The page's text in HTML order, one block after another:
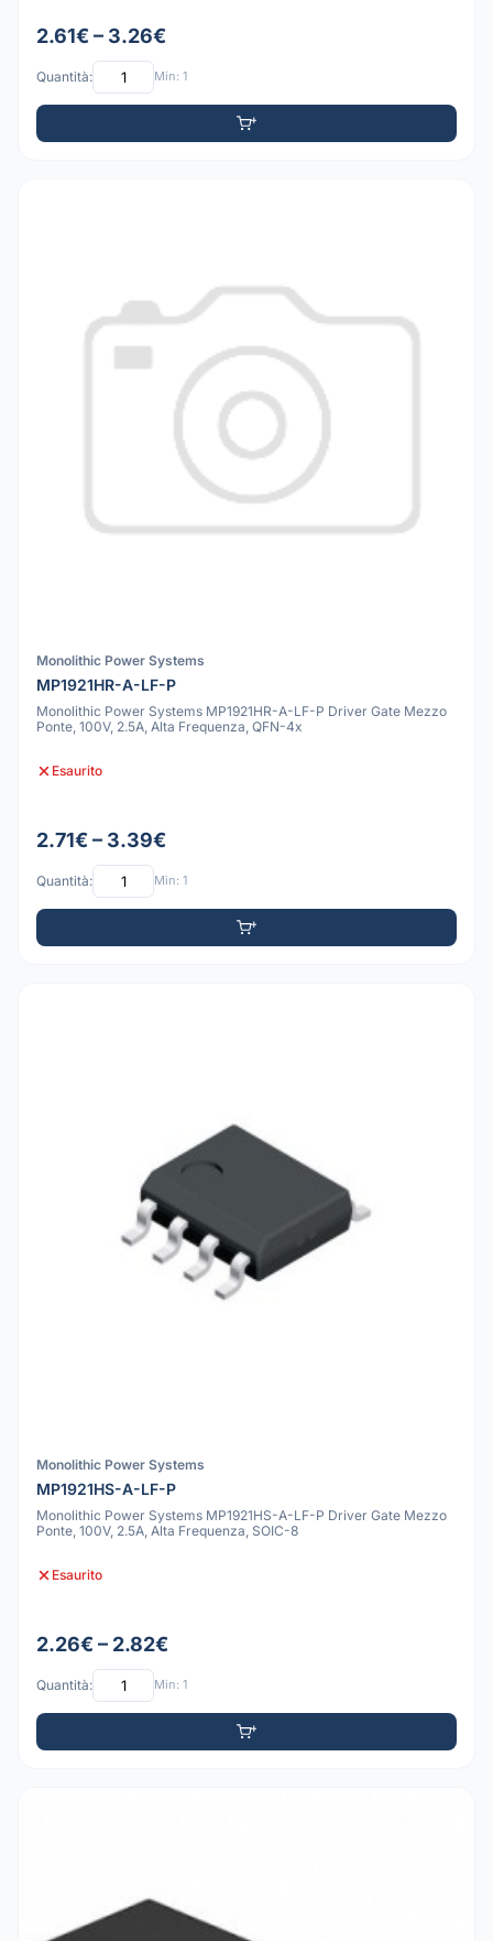
2.61€ – 3.26€
Quantità: Min: 1
Monolithic Power Systems
MP1921HR-A-LF-P
Monolithic Power Systems MP1921HR-A-LF-P Driver Gate Mezzo
Ponte, 100V, 2.5A, Alta Frequenza, QFN-4x
Esaurito
2.71€ – 3.39€
Quantità: Min: 1
Monolithic Power Systems
MP1921HS-A-LF-P
Monolithic Power Systems MP1921HS-A-LF-P Driver Gate Mezzo
Ponte, 100V, 2.5A, Alta Frequenza, SOIC-8
Esaurito
2.26€ – 2.82€
Quantità: Min: 1